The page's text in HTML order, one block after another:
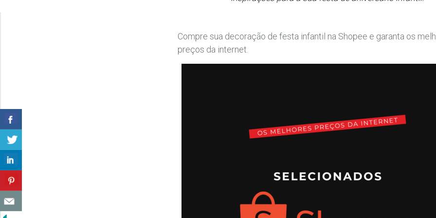
Compre sua decoração de festa infantil na Shopee e garanta os
preços da internet.